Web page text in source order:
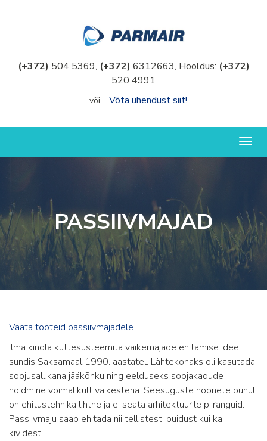
(+372) 504 5369, (+372) 6312663, Hooldus: (+372)
520 4991
või Võta ühendust siit!
PASSIIVMAJAD
Vaata tooteid passiivmajadele
Ilma kindla küttesüsteemita väikemajade ehitamise idee
sündis Saksamaal 1990. aastatel. Lähtekohaks oli kasutada
soojusallikana jääkõhku ning eelduseks soojakadude
hoidmine võimalikult väikestena. Seesuguste hoonete puhul
on ehitustehnika lihtne ja ei seata arhitektuurile piiranguid.
Passiivmaju saab ehitada nii tellistest, puidust kui ka
kividest.